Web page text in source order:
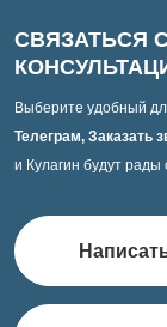
СВЯЗАТЬСЯ
Выберите удобный
Телеграм, Заказать
и Кулагин будут